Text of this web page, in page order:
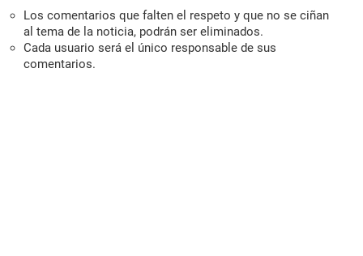
Los comentarios que falten el respeto y que no se ciñan
al tema de la noticia, podrán ser eliminados.
Cada usuario será el único responsable de sus
comentarios.